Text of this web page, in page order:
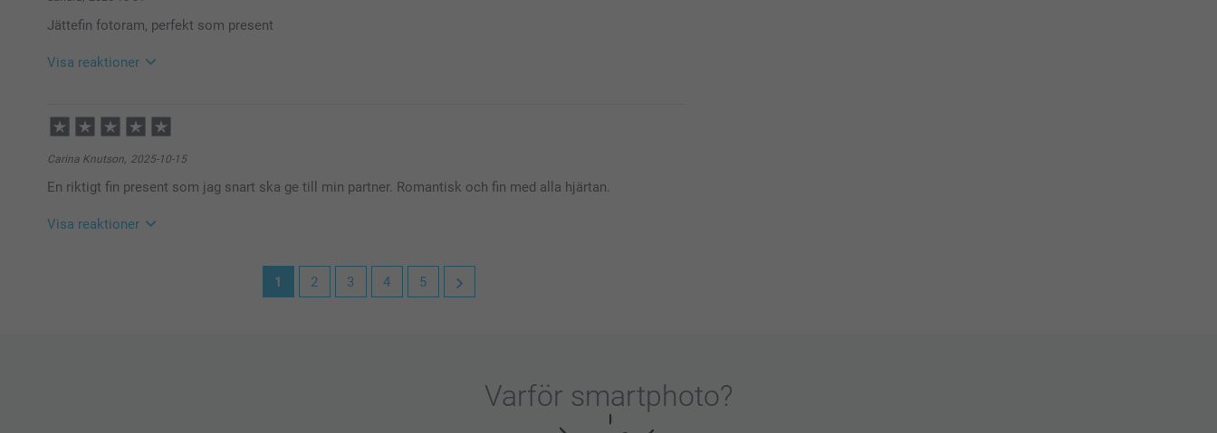
🩵-liga hälsningar
Jättefin fotoram, perfekt som present
Visa reaktioner
13:44
Hej Sandra
Tusen tack för ditt fina omdöme och ⭐️⭐️⭐️⭐️⭐️. Vad roligt att höra att du är nöjd med din akrylram.
Pernilla @smartphoto
Carina Knutson, 2025-10-15
En riktigt fin present som jag snart ska ge till min partner. Romantisk och fin med alla hjärtan.
Visa reaktioner
1 2 3 4 5
Varför smartphoto?